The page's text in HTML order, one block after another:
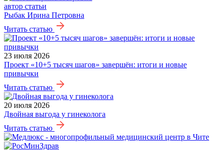
автор статьи
Рыбак Ирина Петровна
Читать статью
23 июля 2026
Проект «10+5 тысяч шагов» завершён: итоги и новые
привычки
Читать статью
20 июля 2026
Двойная выгода у гинеколога
Читать статью